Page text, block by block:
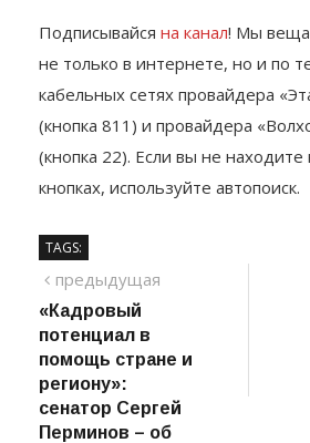
Подписывайся на канал! Мы
не только в интернете, но и по
кабельных сетях провайдера
(кнопка 811) и провайдера
(кнопка 22). Если вы не находите
кнопках, используйте автопоиск.
TAGS:
Навигация
по
записям
предыдущая
«Кадровый
потенциал в
помощь стране и
региону»:
сенатор Сергей
Перминов – об